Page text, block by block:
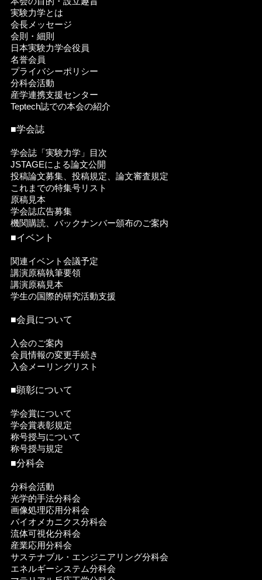
実験力学とは
会長メッセージ
会則・細則
日本実験力学会役員
名誉会員
プライバシーポリシー
分科会活動
産学連携支援センター
Teptech誌での本会の紹介
■学会誌
学会誌「実験力学」目次
JSTAGEによる論文公開
投稿論文募集、投稿規定、論文審査規定
これまでの特集号リスト
原稿見本
学会誌広告募集
機関購読、バックナンバー頒布のご案内
■イベント
関連イベント会議予定
講演原稿執筆要領
講演原稿見本
学生の国際的研究活動支援
■会員について
入会のご案内
会員情報の変更手続き
入会メーリングリスト
■顕彰について
学会賞について
学会賞表彰規定
称号授与について
称号授与規定
■分科会
分科会活動
光学的手法分科会
画像処理応用分科会
バイオメカニクス分科会
流体可視化分科会
産業応用分科会
サステナブル・エンジニアリング分科会
エネルギーシステム分科会